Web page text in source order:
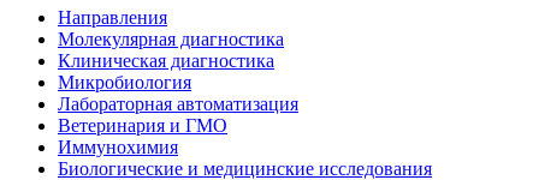
Направления
Молекулярная диагностика
Клиническая диагностика
Микробиология
Лабораторная автоматизация
Ветеринария и ГМО
Иммунохимия
Биологические и медицинские исследования